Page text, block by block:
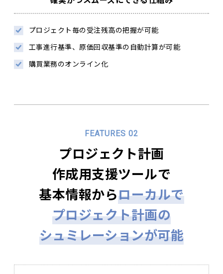
プロジェクト毎の受注残高の把握が可能
工事進行基準、原価回収基準の自動計算が可能
購買業務のオンライン化
FEATURES 02
プロジェクト計画
作成用支援ツールで
基本情報からローカルで
プロジェクト計画の
シュミレーションが可能